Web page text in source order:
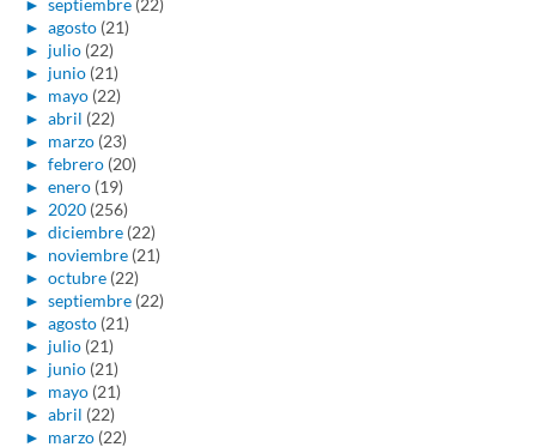
► agosto (21)
► julio (22)
► junio (21)
► mayo (22)
► abril (22)
► marzo (23)
► febrero (20)
► enero (19)
► 2020 (256)
► diciembre (22)
► noviembre (21)
► octubre (22)
► septiembre (22)
► agosto (21)
► julio (21)
► junio (21)
► mayo (21)
► abril (22)
► marzo (22)